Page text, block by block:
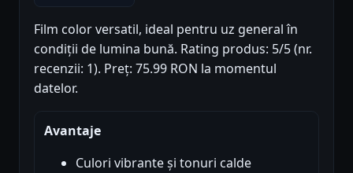
Film color versatil, ideal pentru uz general în
condiții de lumina bună. Rating produs: 5/5 (nr.
recenzii: 1). Preț: 75.99 RON la momentul
datelor.
Avantaje
Culori vibrante și tonuri calde